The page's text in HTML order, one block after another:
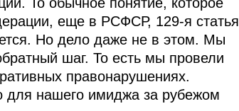
еще в РСФСР, 129-я статья
Но дело даже не в этом. Мы
шаг. То есть мы провели
правонарушениях.
для нашего имиджа за рубежом